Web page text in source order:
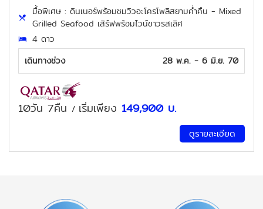
มื้อพิเศษ : ดินเนอร์พร้อมชมวิวอะโครโพลิสยามค่ำคืน - Mixed
Grilled Seafood เสิร์ฟพร้อมไวน์ขาวรสเลิศ
4 ดาว
เดินทางช่วง
28 พ.ค. - 6 มิ.ย. 70
10วัน 7คืน / เริ่มเพียง 149,900 บ.
ดูรายละเอียด